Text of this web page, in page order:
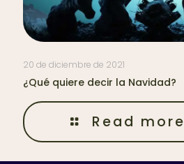
20 de diciembre de 2021
¿Qué quiere decir la Navidad?
Read more